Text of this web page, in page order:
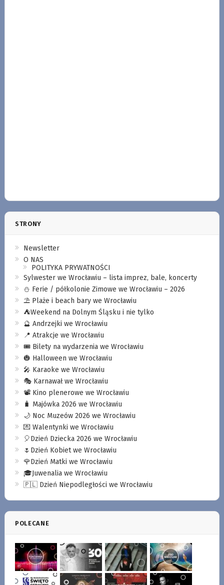
STRONY
Newsletter
O NAS
POLITYKA PRYWATNOŚCI
Sylwester we Wrocławiu – lista imprez, bale, koncerty
⛄️ Ferie / półkolonie Zimowe we Wrocławiu – 2026
⛱️ Plaże i beach bary we Wrocławiu
⛺️Weekend na Dolnym Śląsku i nie tylko
🔮 Andrzejki we Wrocławiu
📍 Atrakcje we Wrocławiu
🎟️ Bilety na wydarzenia we Wrocławiu
🎃 Halloween we Wrocławiu
🎤 Karaoke we Wrocławiu
🎭 Karnawał we Wrocławiu
📽️ Kino plenerowe we Wrocławiu
🧳 Majówka 2026 we Wrocławiu
🌙 Noc Muzeów 2026 we Wrocławiu
💌 Walentynki we Wrocławiu
🎈Dzień Dziecka 2026 we Wrocławiu
🌷Dzień Kobiet we Wrocławiu
🌹Dzień Matki we Wrocławiu
🎓Juwenalia we Wrocławiu
🇵🇱 Dzień Niepodległości we Wrocławiu
POLECANE